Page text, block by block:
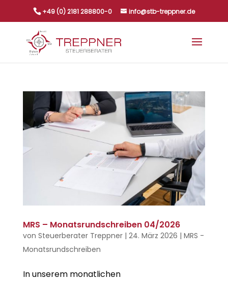
+49 (0) 2181 288800-0 info@stb-treppner.de
MRS – Monatsrundschreiben 04/2026
von Steuerberater Treppner| 24. März 2026 | MRS -
Monatsrundschreiben
In unserem monatlichen